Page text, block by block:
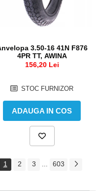
3.50-16 41N F876
4PR TT, AWINA
156,20 Lei
STOC FURNIZOR
ADAUGA IN COS
1 2 3 ... 603